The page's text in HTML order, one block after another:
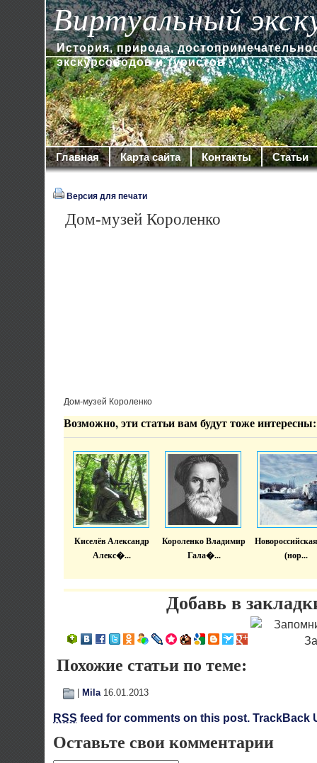
Виртуальный
История, природа,
экскурсоводов и туристов
Главная Карта сайта Контакты Статьи
Версия для печати
Дом-музей Короленко
Дом-музей Короленко
Возможно, эти статьи вам будут тоже интересны:
Киселёв Александр
Алекс�...
Короленко Владимир
Гала�...
(нор...
Добавь в
Похожие статьи по теме:
Mila16.01.2013
RSS feed for comments on this post. TrackBack
Оставьте свои комментарии